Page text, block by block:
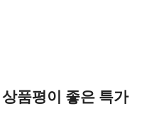
품평이 좋은 특가